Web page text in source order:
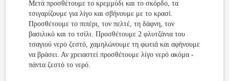
Μετά προσθέτουμε το κρεμμύδι και το σκόρδο, τα
τσιγαρίζουμε για λίγο και σβήνουμε με το κρασί.
Προσθέτουμε το πιπέρι, τον πελτέ, τη δάφνη, τον
βασιλικό και το τσίλι. Προσθέτουμε 2 φλυτζάνια του
τσαγιού νερό ζεστό, χαμηλώνουμε τη φωτιά και αφήνουμε
να βράσει. Αν χρειαστεί προσθέτουμε λίγο νερό ακόμα -
πάντα ζεστό το νερό.